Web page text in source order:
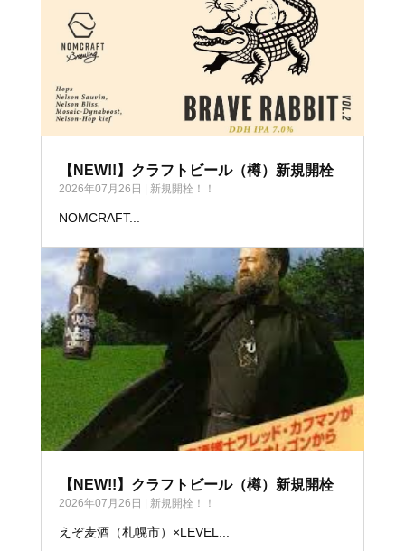
【NEW!!】クラフトビール（樽）新規開栓
2026年07月26日 | 新規開栓！！
NOMCRAFT...
【NEW!!】クラフトビール（樽）新規開栓
2026年07月26日 | 新規開栓！！
えぞ麦酒（札幌市）×LEVEL...